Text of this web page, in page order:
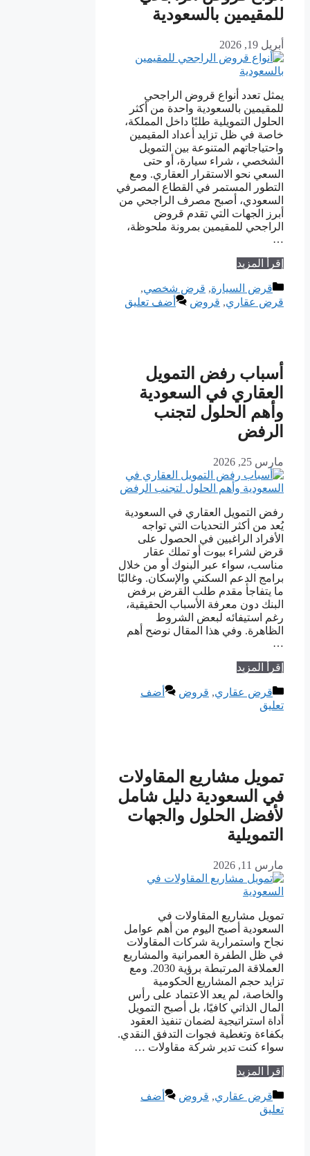
للمقيمين بالسعودية
أبريل 19, 2026
يمثل تعدد أنواع قروض الراجحي
للمقيمين بالسعودية واحدة من أكثر
الحلول التمويلية طلبًا داخل المملكة،
خاصة في ظل تزايد أعداد المقيمين
واحتياجاتهم المتنوعة بين التمويل
الشخصي ، شراء سيارة، أو حتى
السعي نحو الاستقرار العقاري. ومع
التطور المستمر في القطاع المصرفي
السعودي، أصبح مصرف الراجحي من
أبرز الجهات التي تقدم قروض
الراجحي للمقيمين بمرونة ملحوظة،
…
إقرأ المزيد
التصنيفات
قرض السيارة, قرض شخصي,
قرض عقاري, قروض أضف تعليق
أسباب رفض التمويل
العقاري في السعودية
وأهم الحلول لتجنب
الرفض
مارس 25, 2026
رفض التمويل العقاري في السعودية
يُعد من أكثر التحديات التي تواجه
الأفراد الراغبين في الحصول على
قرض لشراء بيوت أو تملك عقار
مناسب، سواء عبر البنوك أو من خلال
برامج الدعم السكني والإسكان. وغالبًا
ما يتفاجأ مقدم طلب القرض برفض
البنك دون معرفة الأسباب الحقيقية،
رغم استيفائه لبعض الشروط
الظاهرة. وفي هذا المقال نوضح أهم
…
إقرأ المزيد
التصنيفات
قرض عقاري, قروض
أضف
تعليق
تمويل مشاريع المقاولات
في السعودية دليل شامل
لأفضل الحلول والجهات
التمويلية
مارس 11, 2026
تمويل مشاريع المقاولات في
السعودية أصبح اليوم من أهم عوامل
نجاح واستمرارية شركات المقاولات
في ظل الطفرة العمرانية والمشاريع
العملاقة المرتبطة برؤية 2030. ومع
تزايد حجم المشاريع الحكومية
والخاصة، لم يعد الاعتماد على رأس
المال الذاتي كافيًا، بل أصبح التمويل
أداة استراتيجية لضمان تنفيذ العقود
بكفاءة وتغطية فجوات التدفق النقدي.
سواء كنت تدير شركة مقاولات …
إقرأ المزيد
التصنيفات
قرض عقاري, قروض
أضف
تعليق